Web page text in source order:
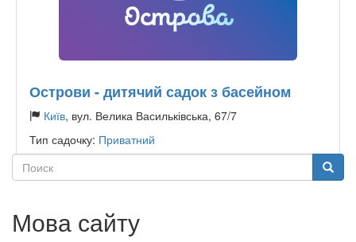
Острови - дитячий садок з басейном
Київ, вул. Велика Васильківська, 67/7
Тип садочку: Приватний
Поиск
Поиск
Мова сайту